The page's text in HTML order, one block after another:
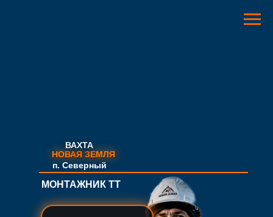
МОНТАЖНИК ТТ
п. Северный
НОВАЯ ЗЕМЛЯ
НОВАЯ ЗЕМЛЯ
ВАХТА